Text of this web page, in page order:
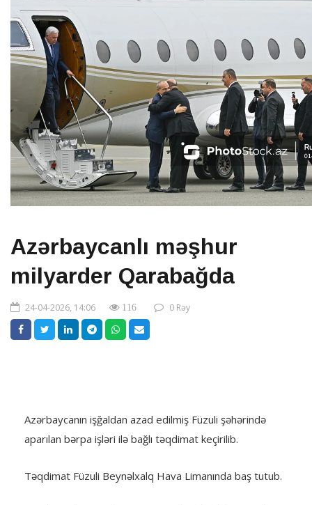
Azərbaycanlı məşhur
milyarder Qarabağda
24-04-2026, 14:06 116 0 Rəy
Azərbaycanın işğaldan azad edilmiş Füzuli şəhərində
aparılan bərpa işləri ilə bağlı təqdimat keçirilib.
Təqdimat Füzuli Beynəlxalq Hava Limanında baş tutub.